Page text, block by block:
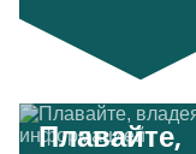
Плавайте,